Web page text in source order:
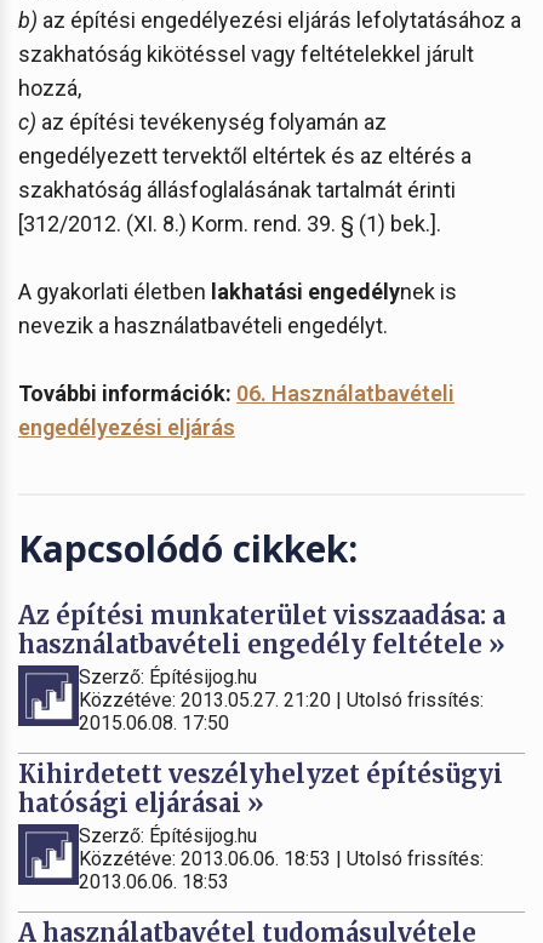
b) az építési engedélyezési eljárás lefolytatásához a
szakhatóság kikötéssel vagy feltételekkel járult
hozzá,
c) az építési tevékenység folyamán az
engedélyezett tervektől eltértek és az eltérés a
szakhatóság állásfoglalásának tartalmát érinti
[312/2012. (XI. 8.) Korm. rend. 39. § (1) bek.].
A gyakorlati életben lakhatási engedélynek is
nevezik a használatbavételi engedélyt.
További információk: 06. Használatbavételi
engedélyezési eljárás
Kapcsolódó cikkek:
Az építési munkaterület visszaadása: a
használatbavételi engedély feltétele »
Szerző: Építésijog.hu
Közzétéve: 2013.05.27. 21:20 | Utolsó frissítés:
2015.06.08. 17:50
Kihirdetett veszélyhelyzet építésügyi
hatósági eljárásai »
Szerző: Építésijog.hu
Közzétéve: 2013.06.06. 18:53 | Utolsó frissítés:
2013.06.06. 18:53
A használatbavétel tudomásulvétele